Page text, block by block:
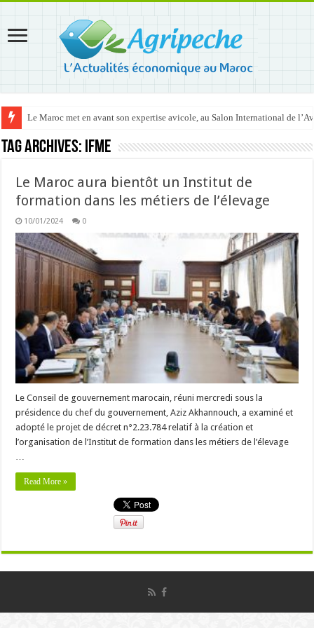
Le Maroc met en avant son expertise avicole, au Salon International de
Tag Archives: IFME
Le Maroc aura bientôt un Institut de
formation dans les métiers de l’élevage
10/01/2024 0
Le Conseil de gouvernement marocain, réuni mercredi sous la
présidence du chef du gouvernement, Aziz Akhannouch, a examiné et
adopté le projet de décret n°2.23.784 relatif à la création et
l’organisation de l’Institut de formation dans les métiers de l’élevage
Read More »